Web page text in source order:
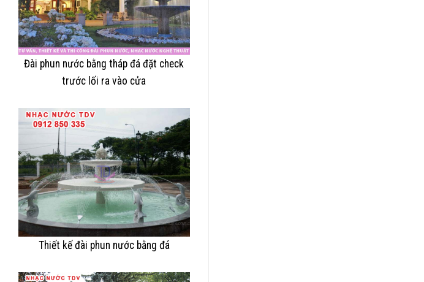
Đài phun nước bằng tháp đá đặt check
trước lối ra vào cửa
Thiết kế đài phun nước bằng đá